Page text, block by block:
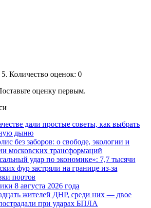
5. Количество оценок: 0
оценку первым.
дали простые советы, как выбрать
дыню
без заборов: о свободе, экологии и
московских трансформаций
удар по экономике»: 7,7 тысячи
фур застряли на границе из-за
портов
8 августа 2026 года
жителей ДНР, среди них — двое
при ударах БПЛА